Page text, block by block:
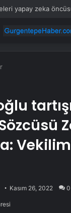
Kasım 26, 2022 0